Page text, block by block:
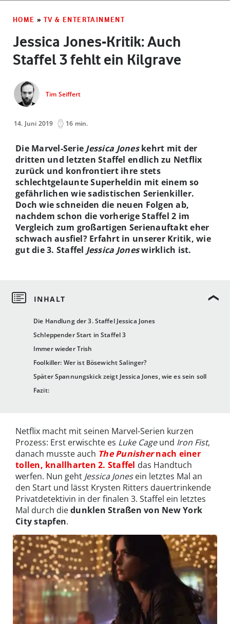
HOME » TV & ENTERTAINMENT
Jessica Jones-Kritik: Auch
Staffel 3 fehlt ein Kilgrave
Tim Seiffert
14. Juni 2019 16 min.
Die Handlung der 3. Staffel Jessica Jones
Schleppender Start in Staffel 3
Immer wieder Trish
Foolkiller: Wer ist Bösewicht Salinger?
Später Spannungskick zeigt Jessica Jones, wie es sein soll
Fazit:
Die Marvel-Serie Jessica Joneskehrt mit der
dritten und letzten Staffel endlich zu Netflix
zurück und konfrontiert ihre stets
schlechtgelaunte Superheldin mit einem so
gefährlichen wie sadistischen Serienkiller.
Doch wie schneiden die neuen Folgen ab,
nachdem schon die vorherige Staffel 2 im
Vergleich zum großartigen Serienauftakt eher
schwach ausfiel? Erfahrt in unserer Kritik, wie
gut die 3. Staffel Jessica Joneswirklich ist.
Netflix macht mit seinen Marvel-Serien kurzen
Prozess: Erst erwischte es Luke Cageund Iron Fist,
danach musste auch The Punishernach einer
tollen, knallharten 2. Staffel das Handtuch
werfen. Nun geht Jessica Jonesein letztes Mal an
den Start und lässt Krysten Ritters dauertrinkende
Privatdetektivin in der finalen 3. Staffel ein letztes
Mal durch diedunklen Straßen von New York
City stapfen.